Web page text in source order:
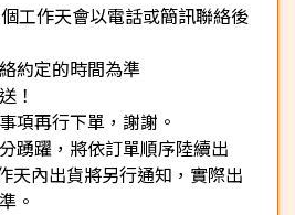
工作天會以電話或簡訊聯絡後
約定的時間為準
！
項再行下單，謝謝。
踴躍，將依訂單順序陸續出
天內出貨將另行通知，實際出
。